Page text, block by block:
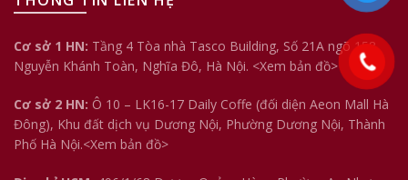
Cơ sở 1 HN: Tầng 4 Tòa nhà Tasco Building, Số 21A ngõ 158
Nguyễn Khánh Toàn, Nghĩa Đô, Hà Nội. <Xem bản đồ>
Cơ sở 2 HN: Ô 10 – LK16-17 Daily Coffe (đối diện Aeon Mall Hà
Đông), Khu đất dịch vụ Dương Nội, Phường Dương Nội, Thành
Phố Hà Nội.<Xem bản đồ>